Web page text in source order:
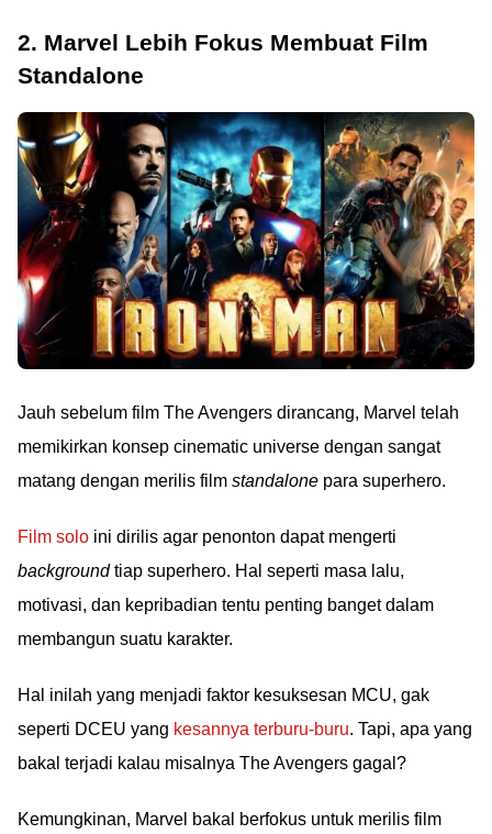
2. Marvel Lebih Fokus Membuat Film
Standalone
Jauh sebelum film The Avengers dirancang, Marvel telah
memikirkan konsep cinematic universe dengan sangat
matang dengan merilis film standalone para superhero.
Film solo ini dirilis agar penonton dapat mengerti
backgroundtiap superhero. Hal seperti masa lalu,
motivasi, dan kepribadian tentu penting banget dalam
membangun suatu karakter.
Hal inilah yang menjadi faktor kesuksesan MCU, gak
seperti DCEU yang kesannya terburu-buru. Tapi, apa yang
bakal terjadi kalau misalnya The Avengers gagal?
Kemungkinan, Marvel bakal berfokus untuk merilis film